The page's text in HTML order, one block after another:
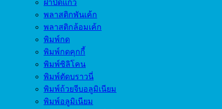
ฝาปิดแก้ว
พลาสติกพันเค้ก
พลาสติกล้อมเค้ก
พิมพ์กด
พิมพ์กดคุกกี้
พิมพ์ซิลิโคน
พิมพ์ตัดบราวนี่
พิมพ์ถ้วยจีบอลูมิเนียม
พิมพ์อลูมิเนียม